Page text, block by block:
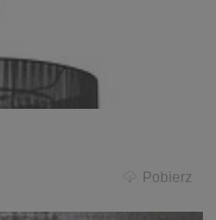
Pobierz